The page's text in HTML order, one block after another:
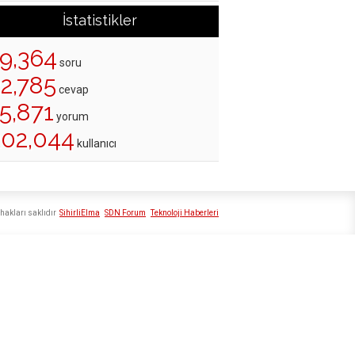
İstatistikler
soru
cevap
yorum
kullanıcı
SihirliElma SDN Forum Teknoloji Haberleri
saklıdır